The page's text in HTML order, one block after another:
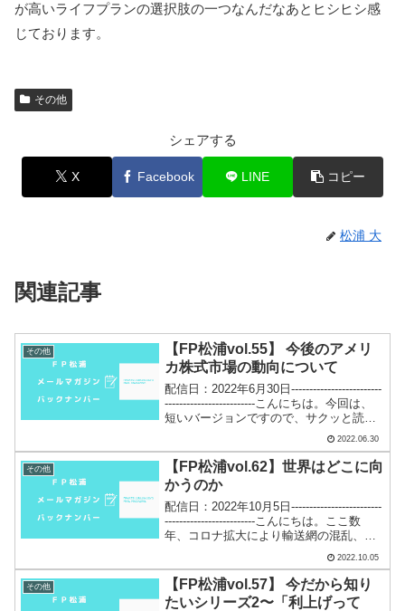
が高いライフプランの選択肢の一つなんだなあとヒシヒシ感
じております。
その他
シェアする
X Facebook LINE コピー
松浦 大
関連記事
その他
【FP松浦vol.55】 今後のアメリ
カ株式市場の動向について
配信日：2022年6月30日-------------------------
-------------------------こんにちは。今回は、
短いバージョンですので、サクッと読ん
2022.06.30
その他
【FP松浦vol.62】世界はどこに向
かうのか
配信日：2022年10月5日-------------------------
-------------------------こんにちは。ここ数
年、コロナ拡大により輸送網の混乱、さ
2022.10.05
その他
【FP松浦vol.57】 今だから知り
たいシリーズ2〜「利上げって